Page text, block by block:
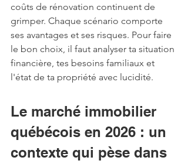
coûts de rénovation continuent de
grimper. Chaque scénario comporte
ses avantages et ses risques. Pour faire
le bon choix, il faut analyser ta situation
financière, tes besoins familiaux et
l'état de ta propriété avec lucidité.
Le marché immobilier
québécois en 2026 : un
contexte qui pèse dans